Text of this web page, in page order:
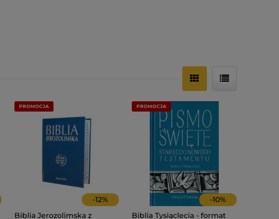
-12%
Biblia Jerozolimska z
PROMOCJA
-10%
Biblia Tysiąclecia - format
PROMOCJA